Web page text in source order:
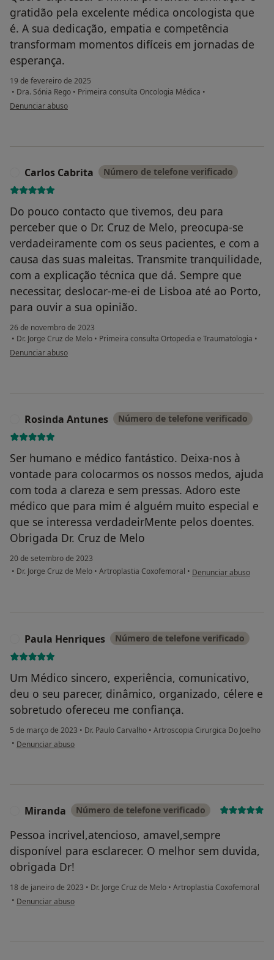
gratidão pela excelente médica oncologista que
é. A sua dedicação, empatia e competência
transformam momentos difíceis em jornadas de
esperança.
19 de fevereiro de 2025
• Dra. Sónia Rego • Primeira consulta Oncologia Médica •
na opinião do utilizador P. M
Denunciar abuso
Carlos Cabrita Número de telefone verificado
Do pouco contacto que tivemos, deu para
perceber que o Dr. Cruz de Melo, preocupa-se
verdadeiramente com os seus pacientes, e com a
causa das suas maleitas. Transmite tranquilidade,
com a explicação técnica que dá. Sempre que
necessitar, deslocar-me-ei de Lisboa até ao Porto,
para ouvir a sua opinião.
26 de novembro de 2023
• Dr. Jorge Cruz de Melo • Primeira consulta Ortopedia e Traumatologia •
na opinião do utilizador Carlos Cabrita
Denunciar abuso
Rosinda Antunes Número de telefone verificado
Ser humano e médico fantástico. Deixa-nos à
vontade para colocarmos os nossos medos, ajuda
com toda a clareza e sem pressas. Adoro este
médico que para mim é alguém muito especial e
que se interessa verdadeirMente pelos doentes.
Obrigada Dr. Cruz de Melo
20 de setembro de 2023
• Dr. Jorge Cruz de Melo • Artroplastia Coxofemoral • na opinião do utilizador
Denunciar abuso
Paula Henriques Número de telefone verificado
Um Médico sincero, experiência, comunicativo,
deu o seu parecer, dinâmico, organizado, célere e
sobretudo ofereceu me confiança.
5 de março de 2023 • Dr. Paulo Carvalho • Artroscopia Cirurgica Do Joelho
• na opinião do utilizador Paula Henriques
Denunciar abuso
Miranda Número de telefone verificado
Pessoa incrivel,atencioso, amavel,sempre
disponível para esclarecer. O melhor sem duvida,
obrigada Dr!
18 de janeiro de 2023 • Dr. Jorge Cruz de Melo • Artroplastia Coxofemoral
• na opinião do utilizador Miranda
Denunciar abuso